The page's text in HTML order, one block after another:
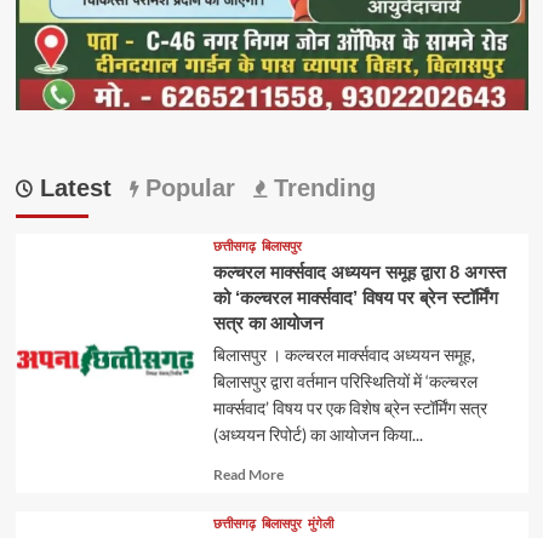
Latest Popular Trending
छत्तीसगढ़ बिलासपुर
कल्चरल मार्क्सवाद अध्ययन समूह द्वारा 8 अगस्त
को ‘कल्चरल मार्क्सवाद’ विषय पर ब्रेन स्टॉर्मिंग
सत्र का आयोजन
बिलासपुर । कल्चरल मार्क्सवाद अध्ययन समूह,
बिलासपुर द्वारा वर्तमान परिस्थितियों में ‘कल्चरल
मार्क्सवाद’ विषय पर एक विशेष ब्रेन स्टॉर्मिंग सत्र
(अध्ययन रिपोर्ट) का आयोजन किया...
Read MoreRead
about
छत्तीसगढ़ बिलासपुर मुंगेली